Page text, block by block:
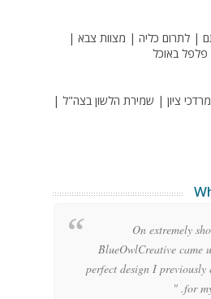
| לתרום כליה | מצוות צבא |
באוכל
ציון | שמירת הלשון בצה"ל |
"On extremely
BlueOwlCreative came
perfect design I previously
for